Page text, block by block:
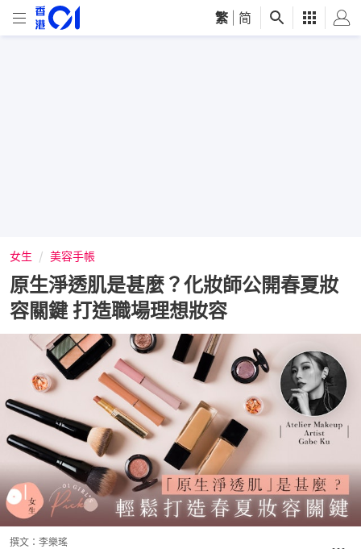
繁 简
女生 美容手帳
原生淨透肌是甚麼？化妝師公開春夏妝
容關鍵 打造職場理想妝容
撰文： 李樂瑤